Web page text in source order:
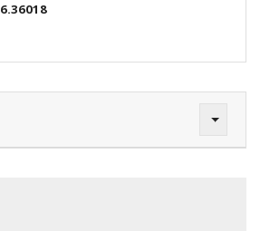
6.36018